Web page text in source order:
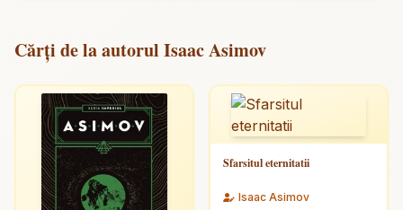
Cărți de la autorul Isaac Asimov
Sfarsitul eternitatii
Isaac Asimov